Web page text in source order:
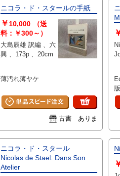
ニコラ・ド・スタールの手紙
￥ 10,000
（送
料：￥300～）
大島辰雄 訳編 、六
興 、173p 、20cm
薄汚れ薄ヤケ
古書 ありま
ニコラ・ド・スタール
Nicolas de Stael: Dans Son
Atelier